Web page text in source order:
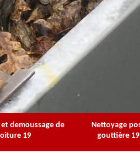
demoussage de
19
Nettoyage
gouttière 19